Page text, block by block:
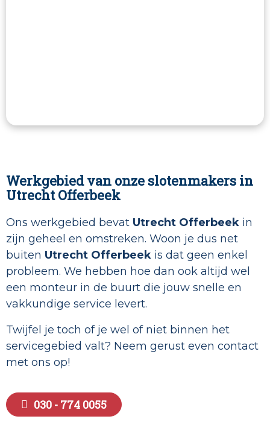
Werkgebied van onze slotenmakers in
Utrecht Offerbeek
Ons werkgebied bevat Utrecht Offerbeek in
zijn geheel en omstreken. Woon je dus net
buiten Utrecht Offerbeek is dat geen enkel
probleem. We hebben hoe dan ook altijd wel
een monteur in de buurt die jouw snelle en
vakkundige service levert.
Twijfel je toch of je wel of niet binnen het
servicegebied valt? Neem gerust even contact
met ons op!
030 - 774 0055